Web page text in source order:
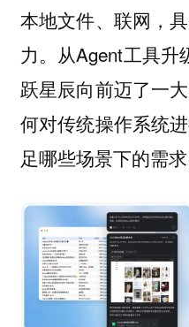
本地文件、联网，
力。从Agent工具升
跃星辰向前迈了一
何对传统操作系统
足哪些场景下的需求